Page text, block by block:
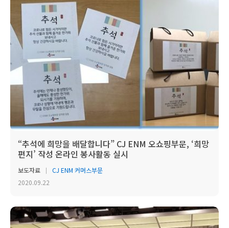
“추석에 희망을 배달합니다” CJ ENM 오쇼핑부문, ‘희망
편지’ 작성 온라인 봉사활동 실시
보도자료
CJ ENM 커머스부문
2020.09.22